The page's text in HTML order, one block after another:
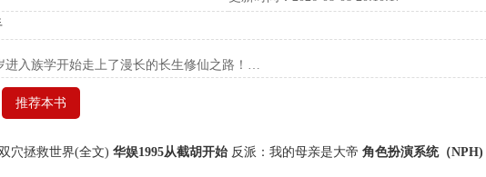
进入族学开始走上了漫长的长生修仙之路！…
推荐本书
穴拯救世界(全文) 华娱1995从截胡开始 反派：我的母亲是大帝 角色扮演系统（NPH)